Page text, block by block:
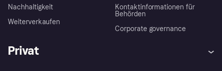
Nachhaltigkeit
Weiterverkaufen
Kontaktinformationen für
Behörden
Corporate governance
Privat